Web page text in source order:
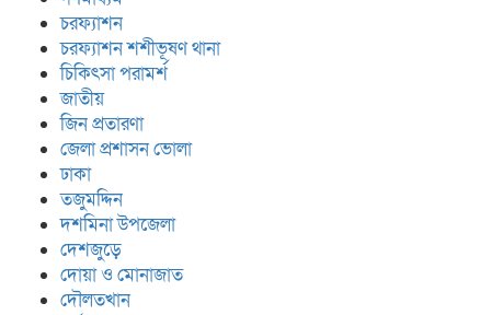
চরফ্যাশন
চরফ্যাশন শশীভূষণ থানা
চিকিৎসা পরামর্শ
জাতীয়
জিন প্রতারণা
জেলা প্রশাসন ভোলা
ঢাকা
তজুমদ্দিন
দশমিনা উপজেলা
দেশজুড়ে
দোয়া ও মোনাজাত
দৌলতখান